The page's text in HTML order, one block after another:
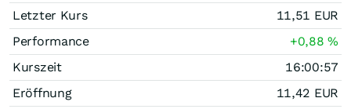
Letzter Kurs
11,51 EUR
Performance
+0,88%
Kurszeit
16:00:57
Eröffnung
11,42 EUR